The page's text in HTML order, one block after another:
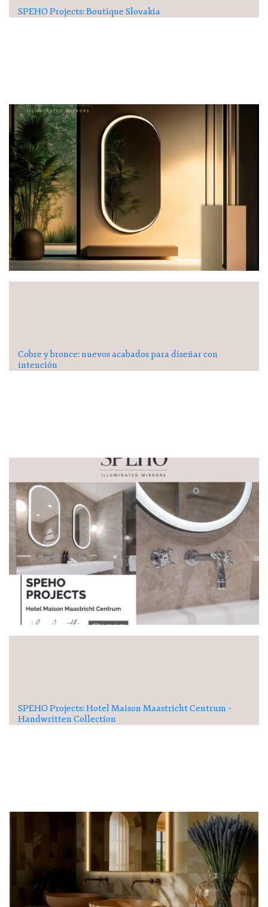
SPEHO Projects: Boutique Slovakia
Cobre y bronce: nuevos acabados para diseñar con
intención
SPEHO Projects: Hotel Maison Maastricht Centrum –
Handwritten Collection